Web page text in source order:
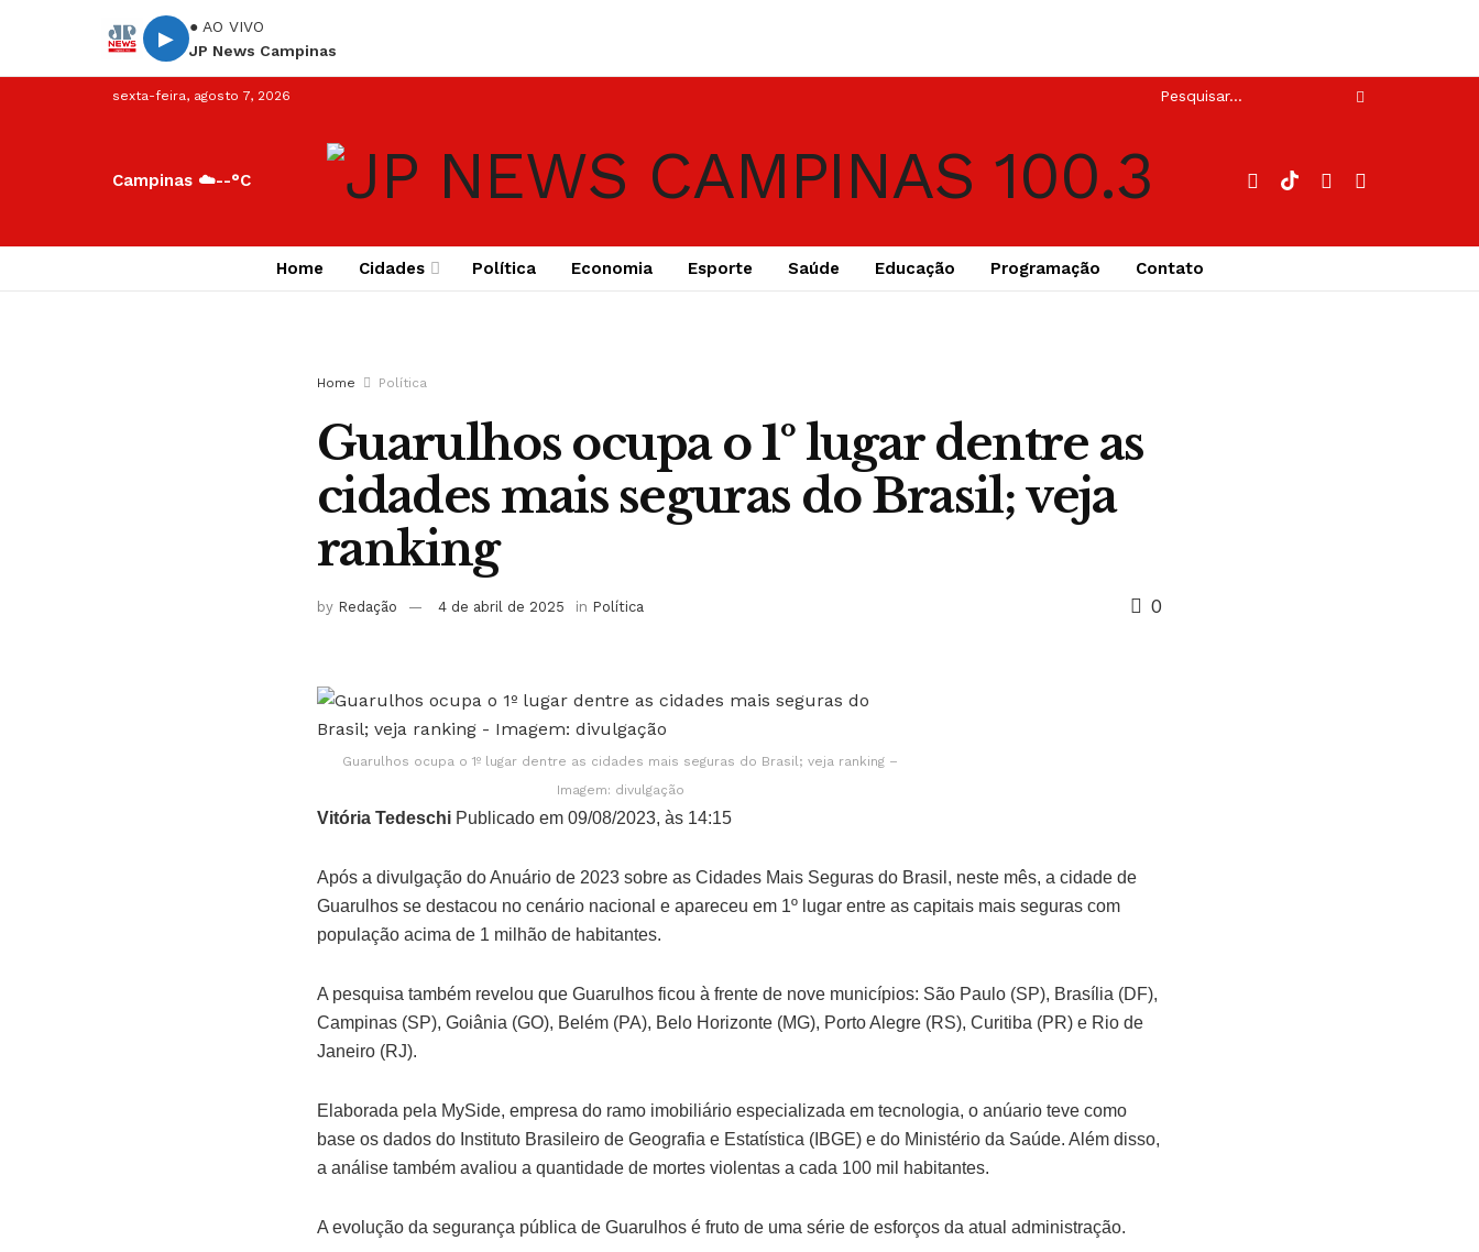
▶
● AO VIVO
JP News Campinas
sexta-feira, agosto 7, 2026
Campinas ☁️--°C
Home Cidades Política Economia Esporte Saúde Educação Programação Contato
Home Política
Guarulhos ocupa o 1º lugar dentre as
cidades mais seguras do Brasil; veja
ranking
by Redação 4 de abril de 2025 in Política 0
Guarulhos ocupa o 1º lugar dentre as cidades mais seguras do Brasil; veja ranking –
Imagem: divulgação
Vitória Tedeschi Publicado em 09/08/2023, às 14:15
Após a divulgação do Anuário de 2023 sobre as Cidades Mais Seguras do Brasil, neste mês, a cidade de
Guarulhos se destacou no cenário nacional e apareceu em 1º lugar entre as capitais mais seguras com
população acima de 1 milhão de habitantes.
A pesquisa também revelou que Guarulhos ficou à frente de nove municípios: São Paulo (SP), Brasília (DF),
Campinas (SP), Goiânia (GO), Belém (PA), Belo Horizonte (MG), Porto Alegre (RS), Curitiba (PR) e Rio de
Janeiro (RJ).
Elaborada pela MySide, empresa do ramo imobiliário especializada em tecnologia, o anúario teve como
base os dados do Instituto Brasileiro de Geografia e Estatística (IBGE) e do Ministério da Saúde. Além disso,
a análise também avaliou a quantidade de mortes violentas a cada 100 mil habitantes.
A evolução da segurança pública de Guarulhos é fruto de uma série de esforços da atual administração.